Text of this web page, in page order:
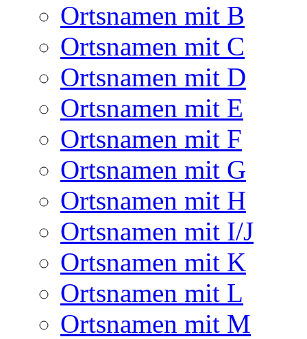
Ortsnamen mit B
Ortsnamen mit C
Ortsnamen mit D
Ortsnamen mit E
Ortsnamen mit F
Ortsnamen mit G
Ortsnamen mit H
Ortsnamen mit I/J
Ortsnamen mit K
Ortsnamen mit L
Ortsnamen mit M